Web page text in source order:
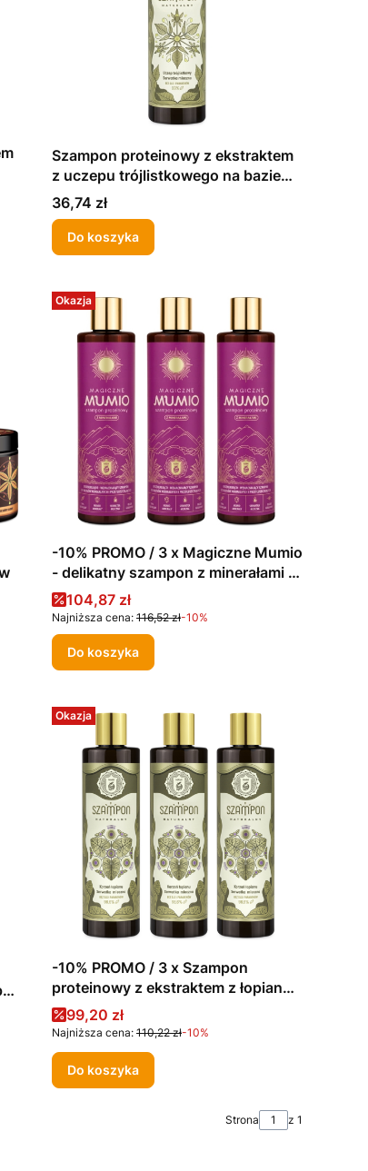
Szampon proteinowy z ekstraktem
z uczepu trójlistkowego na bazie
serwatki mlecznej 280ml
Cena
36,74 zł
Do koszyka
Okazja
-10% PROMO / 3 x Magiczne Mumio
- delikatny szampon z minerałami i
proteinami. 280ml
Cena promocyjna
104,87 zł
Najniższa cena: 116,52 zł-10%
Do koszyka
Okazja
-10% PROMO / 3 x Szampon
proteinowy z ekstraktem z łopianu
na bazie serwatki mlecznej 280 ml
Cena promocyjna
99,20 zł
Najniższa cena: 110,22 zł-10%
Do koszyka
Strona z 1